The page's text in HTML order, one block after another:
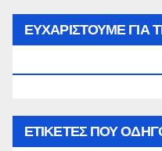
ΕΥΧΑΡΙΣΤΟΥΜΕ ΓΙΑ
ΕΤΙΚΈΤΕΣ ΠΟΥ